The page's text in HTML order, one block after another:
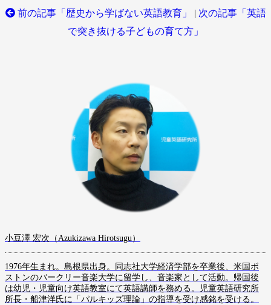
前の記事「歴史から学ばない英語教育」 | 次の記事「英語
で突き抜ける子どもの育て方」
小豆澤 宏次（Azukizawa Hirotsugu）
1976年生まれ。島根県出身。同志社大学経済学部を卒業後、米国ボ
ストンのバークリー音楽大学に留学し、音楽家として活動。帰国後
は幼児・児童向け英語教室にて英語講師を務める。児童英語研究所
所長・船津洋氏に「パルキッズ理論」の指導を受け感銘を受ける。